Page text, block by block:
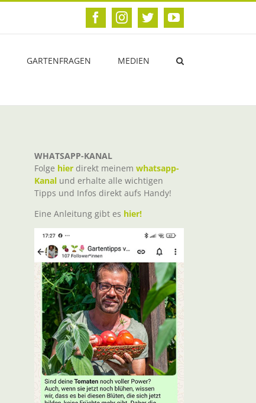
FacebookInstagram
TwitterYouTube
GARTENFRAGEN MEDIEN
WHATSAPP-KANAL
Folge hier direkt meinem whatsapp-
Kanal und erhalte alle wichtigen
Tipps und Infos direkt aufs Handy!
Eine Anleitung gibt es hier!